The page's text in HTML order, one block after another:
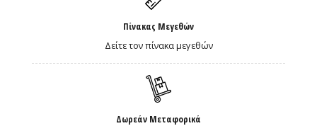
Πίνακας Μεγεθών
Δείτε τον πίνακα μεγεθών
Δωρεάν Μεταφορικά